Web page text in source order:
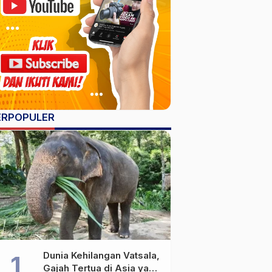
Dunia Kehilangan Vatsala,
Gajah Tertua di Asia yang